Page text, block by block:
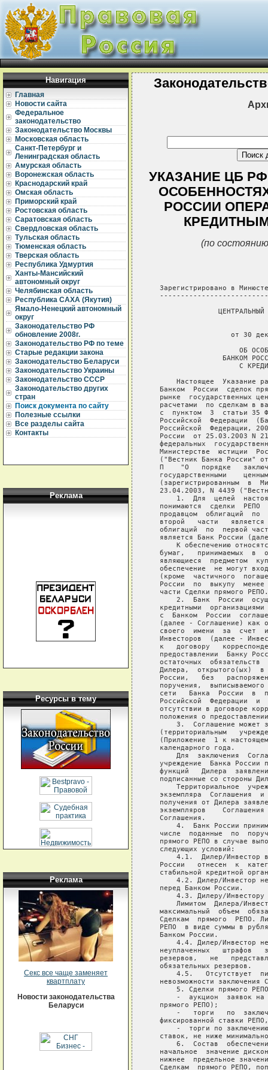
Навигация
Главная
Новости сайта
Федеральное
законодательство
Законодательство Москвы
Московская область
Санкт-Петербург и
Ленинградская область
Амурская область
Воронежская область
Краснодарский край
Омская область
Приморский край
Ростовская область
Саратовская область
Свердловская область
Тульская область
Тюменская область
Тверская область
Республика Удмуртия
Ханты-Мансийский
автономный округ
Челябинская область
Республика САХА (Якутия)
Ямало-Ненецкий автономный
округ
Законодательство РФ
обновление 2008г.
Законодательство РФ по теме
Старые редакции закона
Законодательство Беларуси
Законодательство Украины
Законодательство СССР
Законодательство других
стран
Поиск документа по сайту
Полезные ссылки
Все разделы сайта
Контакты
Реклама
Ресурсы в тему
Реклама
Секс все чаще заменяет
квартплату
Новости законодательства
Беларуси
УКАЗАНИЕ ЦБ РФ
РОССИИ
(по